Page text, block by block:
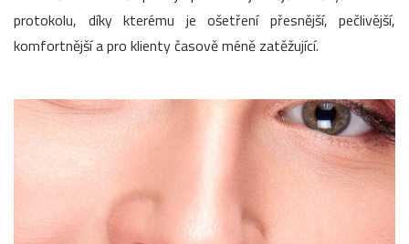
protokolu, díky kterému je ošetření přesnější, pečlivější,
komfortnější a pro klienty časově méně zatěžující.